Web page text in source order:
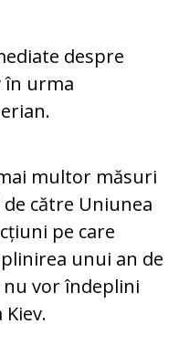
despre
în urma
multor măsuri
către Uniunea
pe care
unui an de
nu vor îndeplini